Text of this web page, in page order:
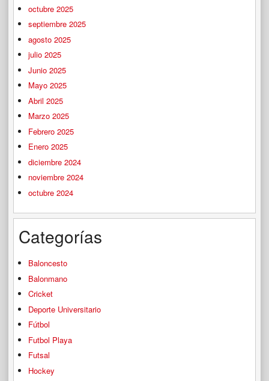
octubre 2025
septiembre 2025
agosto 2025
julio 2025
Junio 2025
Mayo 2025
Abril 2025
Marzo 2025
Febrero 2025
Enero 2025
diciembre 2024
noviembre 2024
octubre 2024
Categorías
Baloncesto
Balonmano
Cricket
Deporte Universitario
Fútbol
Futbol Playa
Futsal
Hockey